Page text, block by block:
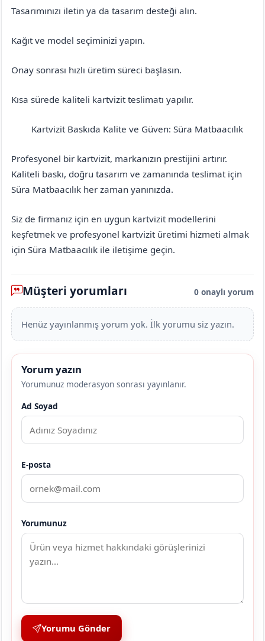
Tasarımınızı iletin ya da tasarım desteği alın.
Kağıt ve model seçiminizi yapın.
Onay sonrası hızlı üretim süreci başlasın.
Kısa sürede kaliteli kartvizit teslimatı yapılır.
Kartvizit Baskıda Kalite ve Güven: Süra Matbaacılık
Profesyonel bir kartvizit, markanızın prestijini artırır.
Kaliteli baskı, doğru tasarım ve zamanında teslimat için
Süra Matbaacılık her zaman yanınızda.
Siz de firmanız için en uygun kartvizit modellerini
keşfetmek ve profesyonel kartvizit üretimi hizmeti almak
için Süra Matbaacılık ile iletişime geçin.
Müşteri yorumları 0 onaylı yorum
Henüz yayınlanmış yorum yok. İlk yorumu siz yazın.
Yorum yazın
Yorumunuz moderasyon sonrası yayınlanır.
Ad Soyad
E-posta
Yorumunuz
Yorumu Gönder